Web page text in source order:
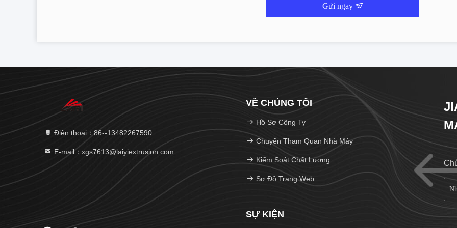
Gửi ngay
Điện thoại：86--13482267590
E-mail：xgs7613@laiyiextrusion.com
VỀ CHÚNG TÔI
Hồ Sơ Công Ty
Chuyến Tham Quan Nhà Máy
Kiểm Soát Chất Lượng
Sơ Đồ Trang Web
SỰ KIỆN